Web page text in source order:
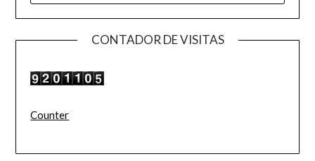
CONTADOR DE VISITAS
Counter